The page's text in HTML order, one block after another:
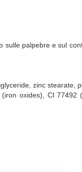
sulle palpebre e sul
zinc
oxides), CI